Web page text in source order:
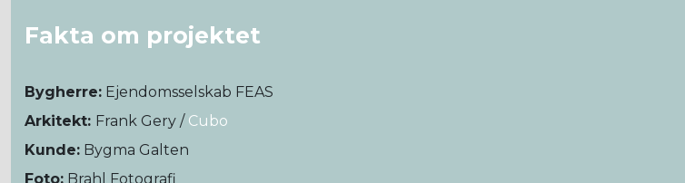
Fakta om projektet
Bygherre: Ejendomsselskab FEAS
Arkitekt: Frank Gery / Cubo
Kunde: Bygma Galten
Foto: Brahl Fotografi